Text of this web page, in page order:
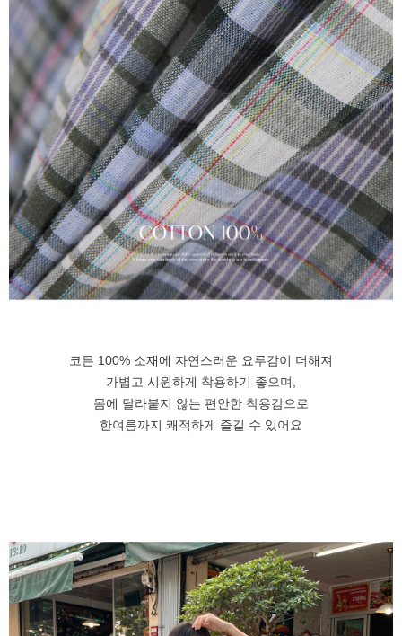
코튼 100% 소재에 자연스러운 요루감이 더해져
가볍고 시원하게 착용하기 좋으며,
몸에 달라붙지 않는 편안한 착용감으로
한여름까지 쾌적하게 즐길 수 있어요